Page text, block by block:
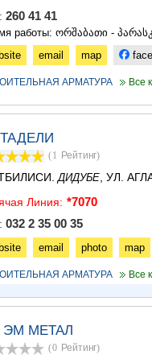
260 41 41
работы: ორშაბათი -
email map
АРМАТУРА Все
(1 Рейтинг)
ДИДУБЕ , УЛ.
Линия: *7070
032 2 35 00 35
email photo map
АРМАТУРА Все
ЭМ МЕТАЛ
(0 Рейтинг)